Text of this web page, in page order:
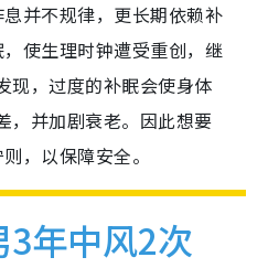
并不规律，更长期依赖补
使生理时钟遭受重创，继
现，过度的补眠会使身体
，并加剧衰老。因此想要
，以保障安全。
年中风2次